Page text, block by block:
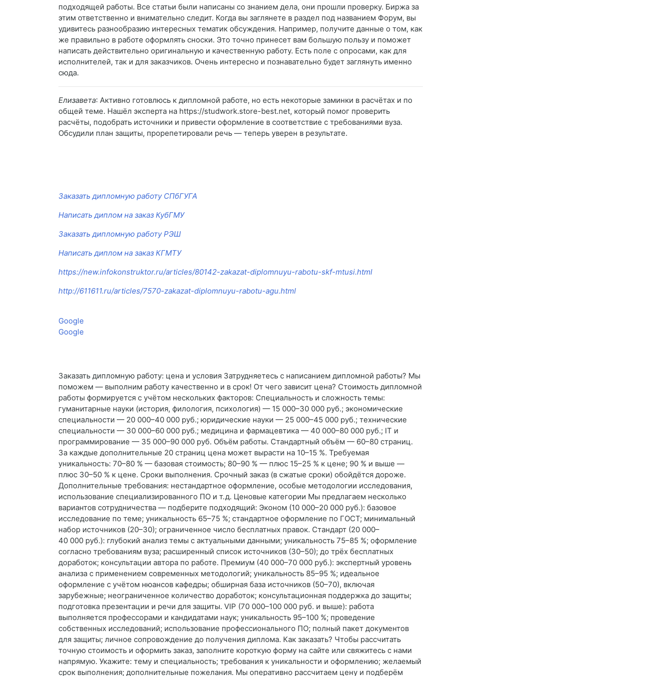
подходящей работы. Все статьи были написаны со знанием дела, они прошли проверку. Биржа за
этим ответственно и внимательно следит. Когда вы заглянете в раздел под названием Форум, вы
удивитесь разнообразию интересных тематик обсуждения. Например, получите данные о том, как
же правильно в работе оформлять сноски. Это точно принесет вам большую пользу и поможет
написать действительно оригинальную и качественную работу. Есть поле с опросами, как для
исполнителей, так и для заказчиков. Очень интересно и познавательно будет заглянуть именно
сюда.
Елизавета: Активно готовлюсь к дипломной работе, но есть некоторые заминки в расчётах и по
общей теме. Нашёл эксперта на https://studwork.store-best.net, который помог проверить
расчёты, подобрать источники и привести оформление в соответствие с требованиями вуза.
Обсудили план защиты, прорепетировали речь — теперь уверен в результате.
Заказать дипломную работу СПбГУГА
Написать диплом на заказ КубГМУ
Заказать дипломную работу РЭШ
Написать диплом на заказ КГМТУ
https://new.infokonstruktor.ru/articles/80142-zakazat-diplomnuyu-rabotu-skf-mtusi.html
http://611611.ru/articles/7570-zakazat-diplomnuyu-rabotu-agu.html
Google
Google
Заказать дипломную работу: цена и условия Затрудняетесь с написанием дипломной работы? Мы
поможем — выполним работу качественно и в срок! От чего зависит цена? Стоимость дипломной
работы формируется с учётом нескольких факторов: Специальность и сложность темы:
гуманитарные науки (история, филология, психология) — 15 000–30 000 руб.; экономические
специальности — 20 000–40 000 руб.; юридические науки — 25 000–45 000 руб.; технические
специальности — 30 000–60 000 руб.; медицина и фармацевтика — 40 000–80 000 руб.; IT и
программирование — 35 000–90 000 руб. Объём работы. Стандартный объём — 60–80 страниц.
За каждые дополнительные 20 страниц цена может вырасти на 10–15 %. Требуемая
уникальность: 70–80 % — базовая стоимость; 80–90 % — плюс 15–25 % к цене; 90 % и выше —
плюс 30–50 % к цене. Сроки выполнения. Срочный заказ (в сжатые сроки) обойдётся дороже.
Дополнительные требования: нестандартное оформление, особые методологии исследования,
использование специализированного ПО и т. д. Ценовые категории Мы предлагаем несколько
вариантов сотрудничества — подберите подходящий: Эконом (10 000–20 000 руб.): базовое
исследование по теме; уникальность 65–75 %; стандартное оформление по ГОСТ; минимальный
набор источников (20–30); ограниченное число бесплатных правок. Стандарт (20 000–
40 000 руб.): глубокий анализ темы с актуальными данными; уникальность 75–85 %; оформление
согласно требованиям вуза; расширенный список источников (30–50); до трёх бесплатных
доработок; консультации автора по работе. Премиум (40 000–70 000 руб.): экспертный уровень
анализа с применением современных методологий; уникальность 85–95 %; идеальное
оформление с учётом нюансов кафедры; обширная база источников (50–70), включая
зарубежные; неограниченное количество доработок; консультационная поддержка до защиты;
подготовка презентации и речи для защиты. VIP (70 000–100 000 руб. и выше): работа
выполняется профессорами и кандидатами наук; уникальность 95–100 %; проведение
собственных исследований; использование профессионального ПО; полный пакет документов
для защиты; личное сопровождение до получения диплома. Как заказать? Чтобы рассчитать
точную стоимость и оформить заказ, заполните короткую форму на сайте или свяжитесь с нами
напрямую. Укажите: тему и специальность; требования к уникальности и оформлению; желаемый
срок выполнения; дополнительные пожелания. Мы оперативно рассчитаем цену и подберём